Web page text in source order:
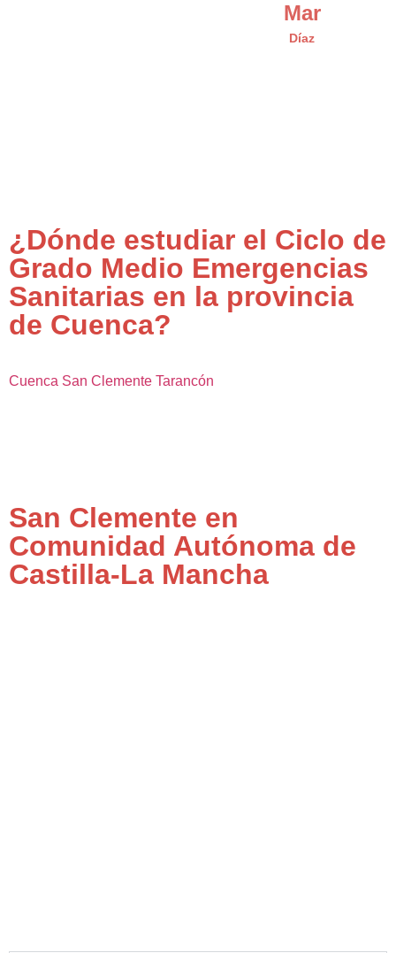
Mar
Díaz
¿Dónde estudiar el Ciclo de
Grado Medio Emergencias
Sanitarias en la provincia
de Cuenca?
Cuenca San Clemente Tarancón
San Clemente en
Comunidad Autónoma de
Castilla-La Mancha